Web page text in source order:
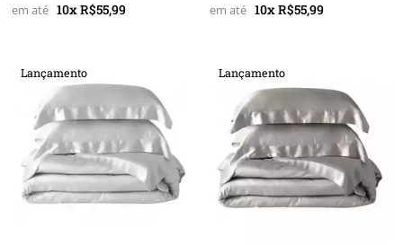
10x R$55,99 10x R$55,99
Lançamento Lançamento